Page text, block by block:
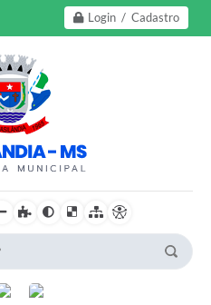
Login / Cadastro